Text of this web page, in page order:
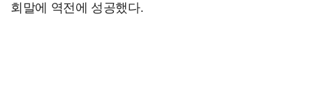
회말에 역전에 성공했다.